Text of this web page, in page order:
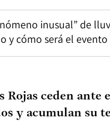
inusual” de
y cómo será el evento
Rojas ceden ante
y acumulan su